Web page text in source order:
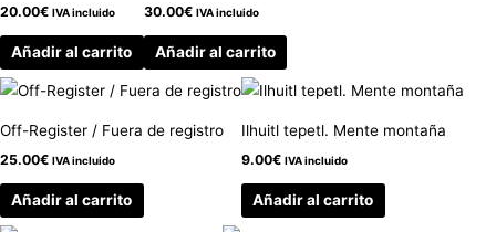
20.00€ IVA incluido
Añadir al carrito
30.00€ IVA incluido
Añadir al carrito
Off-Register / Fuera de registro
25.00€ IVA incluido
Añadir al carrito
Ilhuitl tepetl. Mente montaña
9.00€ IVA incluido
Añadir al carrito